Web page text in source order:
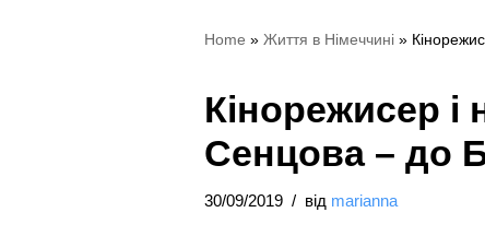
Home » Життя в Німеччині »
Кінорежисер
Сенцова – до
30/09/2019 від marianna